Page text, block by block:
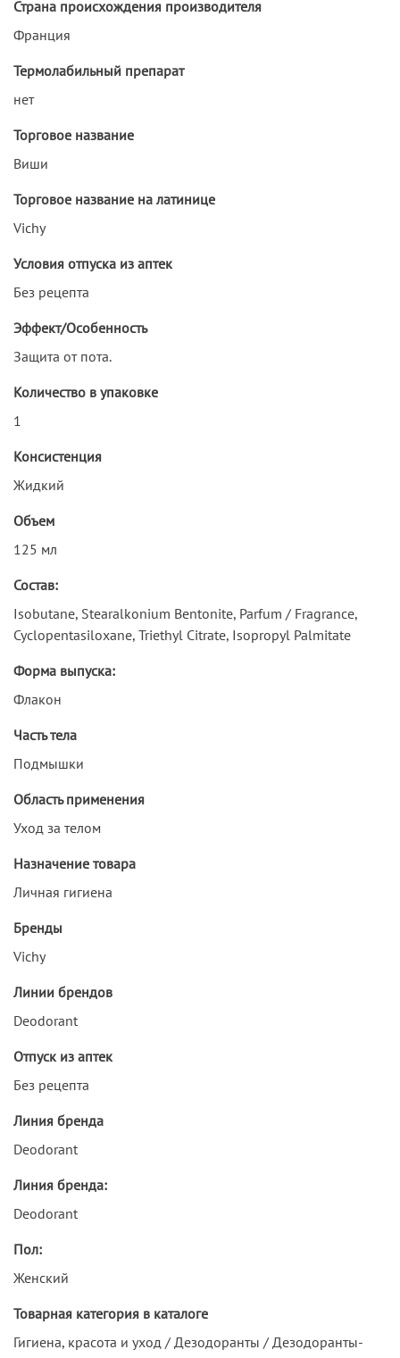
Страна происхождения производителя
Франция
Термолабильный препарат
нет
Торговое название
Виши
Торговое название на латинице
Vichy
Условия отпуска из аптек
Без рецепта
Эффект/Особенность
Защита от пота.
Количество в упаковке
1
Консистенция
Жидкий
Объем
125 мл
Состав:
Isobutane, Stearalkonium Bentonite, Parfum / Fragrance,
Cyclopentasiloxane, Triethyl Citrate, Isopropyl Palmitate
Форма выпуска:
Флакон
Часть тела
Подмышки
Область применения
Уход за телом
Назначение товара
Личная гигиена
Бренды
Vichy
Линии брендов
Deodorant
Отпуск из аптек
Без рецепта
Линия бренда
Deodorant
Линия бренда:
Deodorant
Пол:
Женский
Товарная категория в каталоге
Гигиена, красота и уход / Дезодоранты / Дезодоранты-